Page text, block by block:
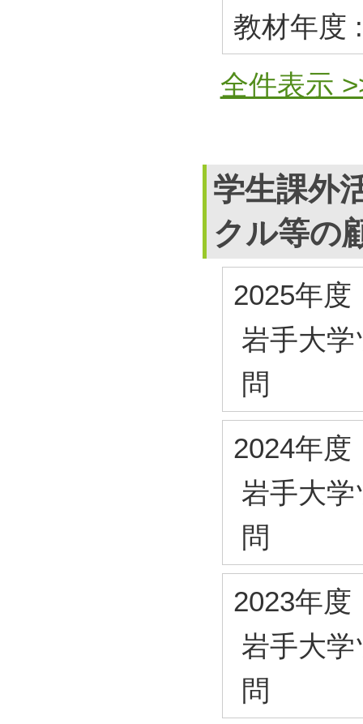
教材年度
全件表示
学生課外
クル等の
2025年度
岩手大
問
2024年度
岩手大
問
2023年度
岩手大
問